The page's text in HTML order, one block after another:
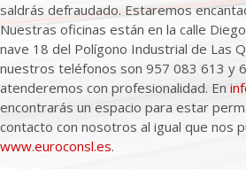
saldrás defraudado. Estaremos
Nuestras oficinas están en la calle
nave 18 del Polígono Industrial de Las
nuestros teléfonos son 957 083 613 y
atenderemos con profesionalidad. En
encontrarás un espacio para estar
contacto con nosotros al igual que nos
www.euroconsl.es.